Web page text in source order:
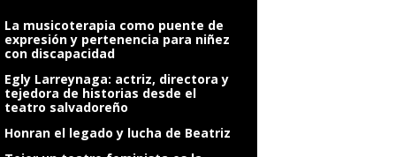
La musicoterapia como puente de
expresión y pertenencia para niñez
con discapacidad
Egly Larreynaga: actriz, directora y
tejedora de historias desde el
teatro salvadoreño
Honran el legado y lucha de Beatriz